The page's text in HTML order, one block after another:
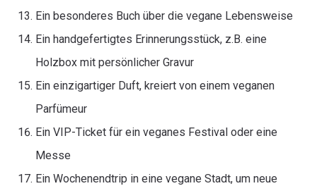
Ein besonderes Buch über die vegane Lebensweise
Ein handgefertigtes Erinnerungsstück, z.B. eine
Holzbox mit persönlicher Gravur
Ein einzigartiger Duft, kreiert von einem veganen
Parfümeur
Ein VIP-Ticket für ein veganes Festival oder eine
Messe
Ein Wochenendtrip in eine vegane Stadt, um neue